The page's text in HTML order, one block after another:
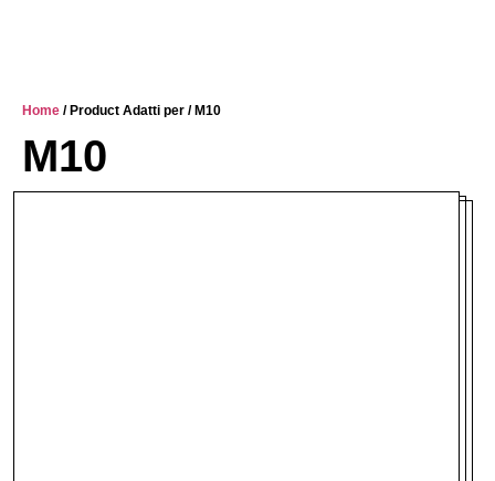
Home / Product Adatti per / M10
M10